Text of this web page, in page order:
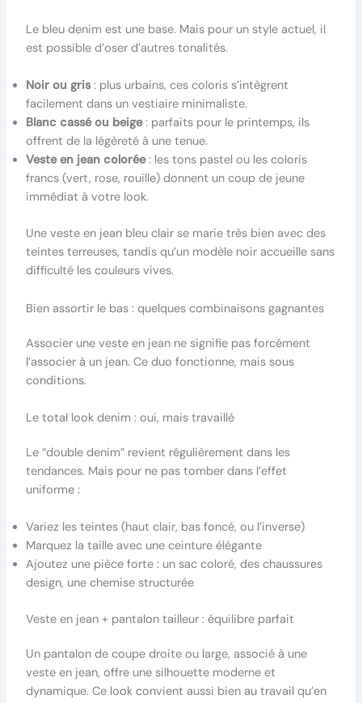
Le bleu denim est une base. Mais pour un style actuel, il
est possible d’oser d’autres tonalités.
Noir ou gris: plus urbains, ces coloris s’intègrent
facilement dans un vestiaire minimaliste.
Blanc cassé ou beige: parfaits pour le printemps, ils
offrent de la légèreté à une tenue.
Veste en jean colorée: les tons pastel ou les coloris
francs (vert, rose, rouille) donnent un coup de jeune
immédiat à votre look.
Une veste en jean bleu clair se marie très bien avec des
teintes terreuses, tandis qu’un modèle noir accueille sans
difficulté les couleurs vives.
Bien assortir le bas : quelques combinaisons gagnantes
Associer une veste en jean ne signifie pas forcément
l’associer à un jean. Ce duo fonctionne, mais sous
conditions.
Le total look denim : oui, mais travaillé
Le “double denim” revient régulièrement dans les
tendances. Mais pour ne pas tomber dans l’effet
uniforme :
Variez les teintes (haut clair, bas foncé, ou l’inverse)
Marquez la taille avec une ceinture élégante
Ajoutez une pièce forte : un sac coloré, des chaussures
design, une chemise structurée
Veste en jean + pantalon tailleur : équilibre parfait
Un pantalon de coupe droite ou large, associé à une
veste en jean, offre une silhouette moderne et
dynamique. Ce look convient aussi bien au travail qu’en